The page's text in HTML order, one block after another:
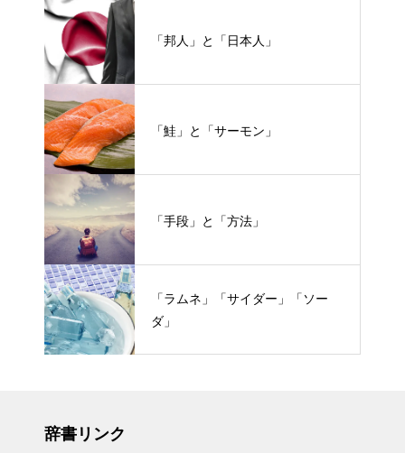
「邦人」と「日本人」
「鮭」と「サーモン」
「手段」と「方法」
「ラムネ」「サイダー」「ソー
ダ」
辞書リンク